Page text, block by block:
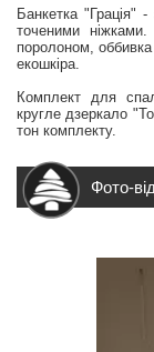
Банкетка "Грація"
точеними
поролоном,
екошкіра.
Комплект для
кругле дзеркало
тон комплекту.
Фото-